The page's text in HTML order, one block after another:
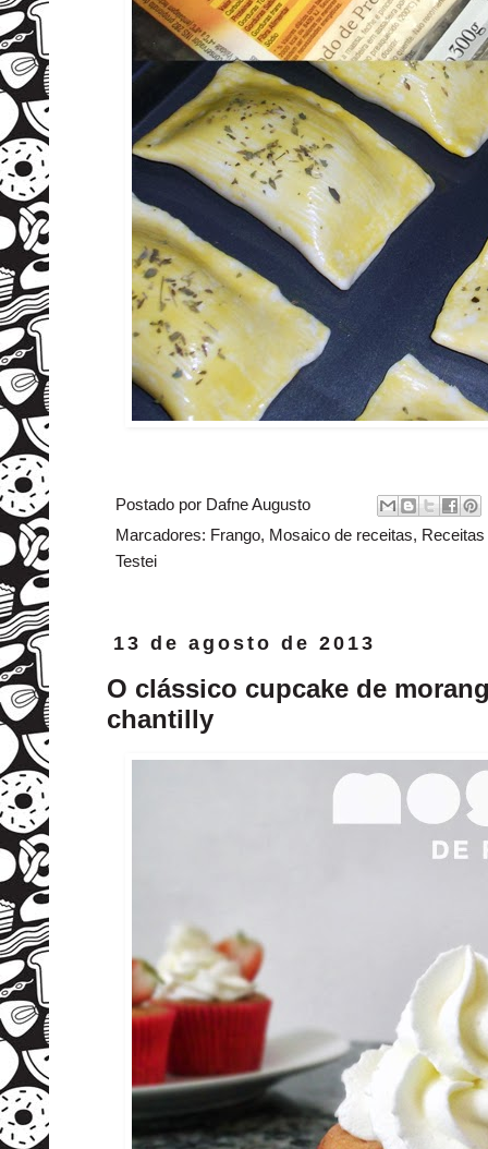
Postado por Dafne Augusto
Marcadores: Frango, Mosaico de receitas,
Testei
13 de agosto de 2013
O clássico cupcake de
chantilly